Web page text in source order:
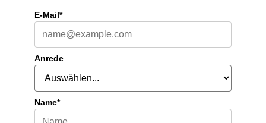
E-Mail*
Anrede
Name*